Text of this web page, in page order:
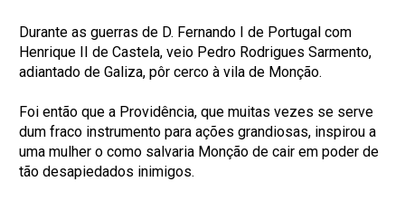
Durante as guerras de D. Fernando I de Portugal com
Henrique II de Castela, veio Pedro Rodrigues Sarmento,
adiantado de Galiza, pôr cerco à vila de Monção.
Foi então que a Providência, que muitas vezes se serve
dum fraco instrumento para ações grandiosas, inspirou a
uma mulher o como salvaria Monção de cair em poder de
tão desapiedados inimigos.